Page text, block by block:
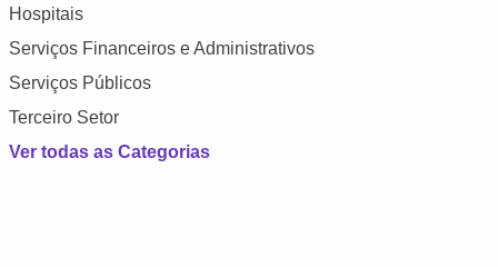
Hospitais
Serviços Financeiros e Administrativos
Serviços Públicos
Terceiro Setor
Ver todas as Categorias